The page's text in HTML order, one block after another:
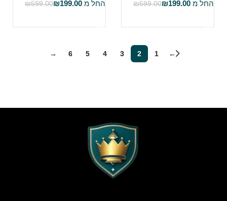
החל מ
₪199.00
₪599.00
החל מ
₪199.00
₪599.00
←
1
2
3
4
5
6
→